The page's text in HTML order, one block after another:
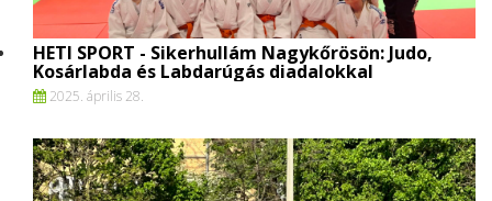
HETI SPORT - Sikerhullám Nagykőrösön: Judo,
Kosárlabda és Labdarúgás diadalokkal
2025. április 28.